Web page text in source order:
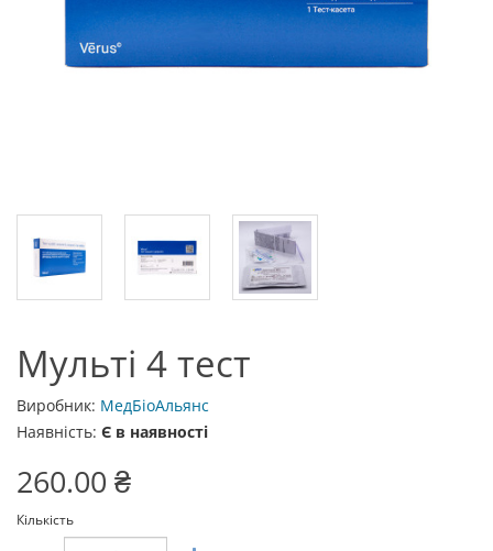
Мульті 4 тест
Виробник: МедБіоАльянс
Наявність: Є в наявності
260.00 ₴
Кількість